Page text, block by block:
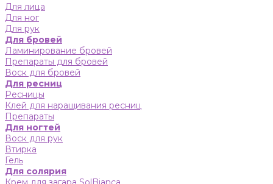
Для лица
Для ног
Для рук
Для бровей
Ламинирование бровей
Препараты для бровей
Воск для бровей
Для ресниц
Ресницы
Клей для наращивания ресниц
Препараты
Для ногтей
Воск для рук
Втирка
Гель
Для солярия